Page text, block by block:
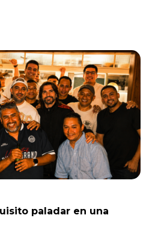
paladar en una